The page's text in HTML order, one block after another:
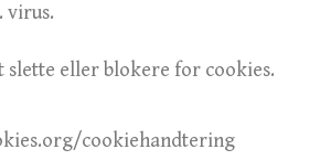
virus.
slette eller blokere for cookies.
cookiehandtering